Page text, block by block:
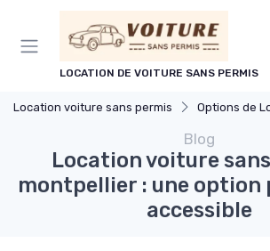
LOCATION DE VOITURE SANS PERMIS
Location voiture sans permis Options de
Blog
Location voiture
montpellier : une option
accessible